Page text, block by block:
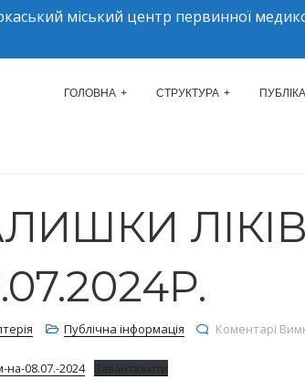
міський центр первинної
"ПЕРШИЙ
ГОЛОВНА СТРУКТУРА
Публічна інформація Коментарі
на-08.07.-2024 Завантажити